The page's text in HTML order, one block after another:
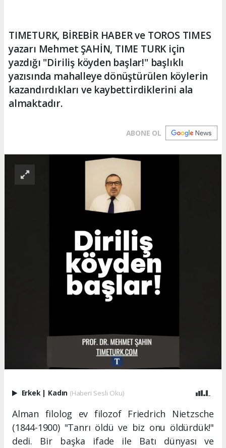
TIMETURK, BİREBİR HABER ve TOROS TIMES
yazarı Mehmet ŞAHİN, TIME TURK için
yazdığı "Diriliş köyden başlar!" başlıklı
yazısında mahalleye dönüştürülen köylerin
kazandırdıkları ve kaybettirdiklerini ala
almaktadır.
ABONE OL
Erkek Kadın (Haberi Sesli Oku)
Alman filolog ev filozof Friedrich Nietzsche
(1844-1900) "Tanrı öldü ve biz onu öldürdük!"
dedi. Bir başka ifade ile Batı dünyası ve